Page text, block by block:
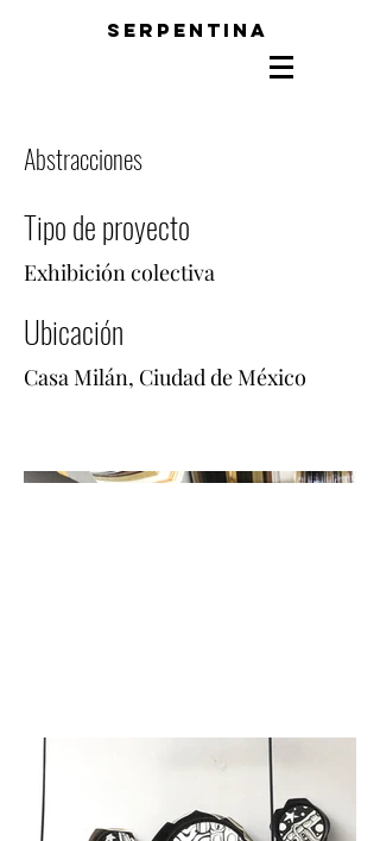
SERPENTINA
Abstracciones
Tipo de proyecto
Exhibición colectiva
Ubicación
Casa Milán, Ciudad de México